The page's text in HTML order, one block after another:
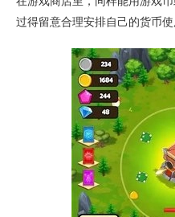
过得留意合理安排自己的货币使